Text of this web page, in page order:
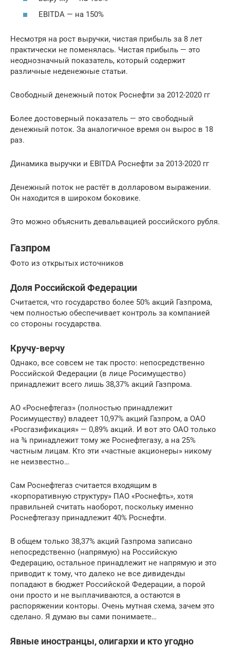
EBITDA — на 150%
Несмотря на рост выручки, чистая прибыль за 8 лет
практически не поменялась. Чистая прибыль — это
неоднозначный показатель, который содержит
различные неденежные статьи.
Свободный денежный поток Роснефти за 2012-2020 гг
Более достоверный показатель — это свободный
денежный поток. За аналогичное время он вырос в 18
раз.
Динамика выручки и EBITDA Роснефти за 2013-2020 гг
Денежный поток не растёт в долларовом выражении.
Он находится в широком боковике.
Это можно объяснить девальвацией российского рубля.
Газпром
Фото из открытых источников
Доля Российской Федерации
Считается, что государство более 50% акций Газпрома,
чем полностью обеспечивает контроль за компанией
со стороны государства.
Кручу-верчу
Однако, все совсем не так просто: непосредственно
Российской Федерации (в лице Росимущество)
принадлежит всего лишь 38,37% акций Газпрома.
АО «Роснефтегаз» (полностью принадлежит
Росимуществу) владеет 10,97% акций Газпром, а ОАО
«Росгазификация» — 0,89% акций. И вот это ОАО только
на ¾ принадлежит тому же Роснефтегазу, а на 25%
частным лицам. Кто эти «частные акционеры» никому
не неизвестно…
Сам Роснефтегаз считается входящим в
«корпоративную структуру» ПАО «Роснефть», хотя
правильней считать наоборот, поскольку именно
Роснефтегазу принадлежит 40% Роснефти.
В общем только 38,37% акций Газпрома записано
непосредственно (напрямую) на Российскую
Федерацию, остальное принадлежит не напрямую и это
приводит к тому, что далеко не все дивиденды
попадают в бюджет Российской Федерации, а порой
они просто и не выплачиваются, а остаются в
распоряжении конторы. Очень мутная схема, зачем это
сделано. Я думаю вы сами понимаете…
Явные иностранцы, олигархи и кто угодно